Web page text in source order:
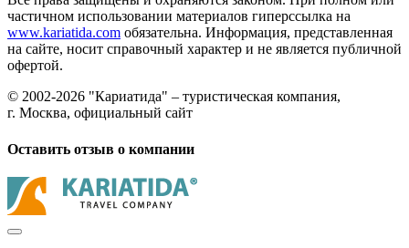
частичном использовании материалов гиперссылка на
www.kariatida.com обязательна. Информация, представленная
на сайте, носит справочный характер и не является публичной
офертой.
© 2002-2026 "Кариатида" – туристическая компания,
г. Москва, официальный сайт
Оставить отзыв о компании